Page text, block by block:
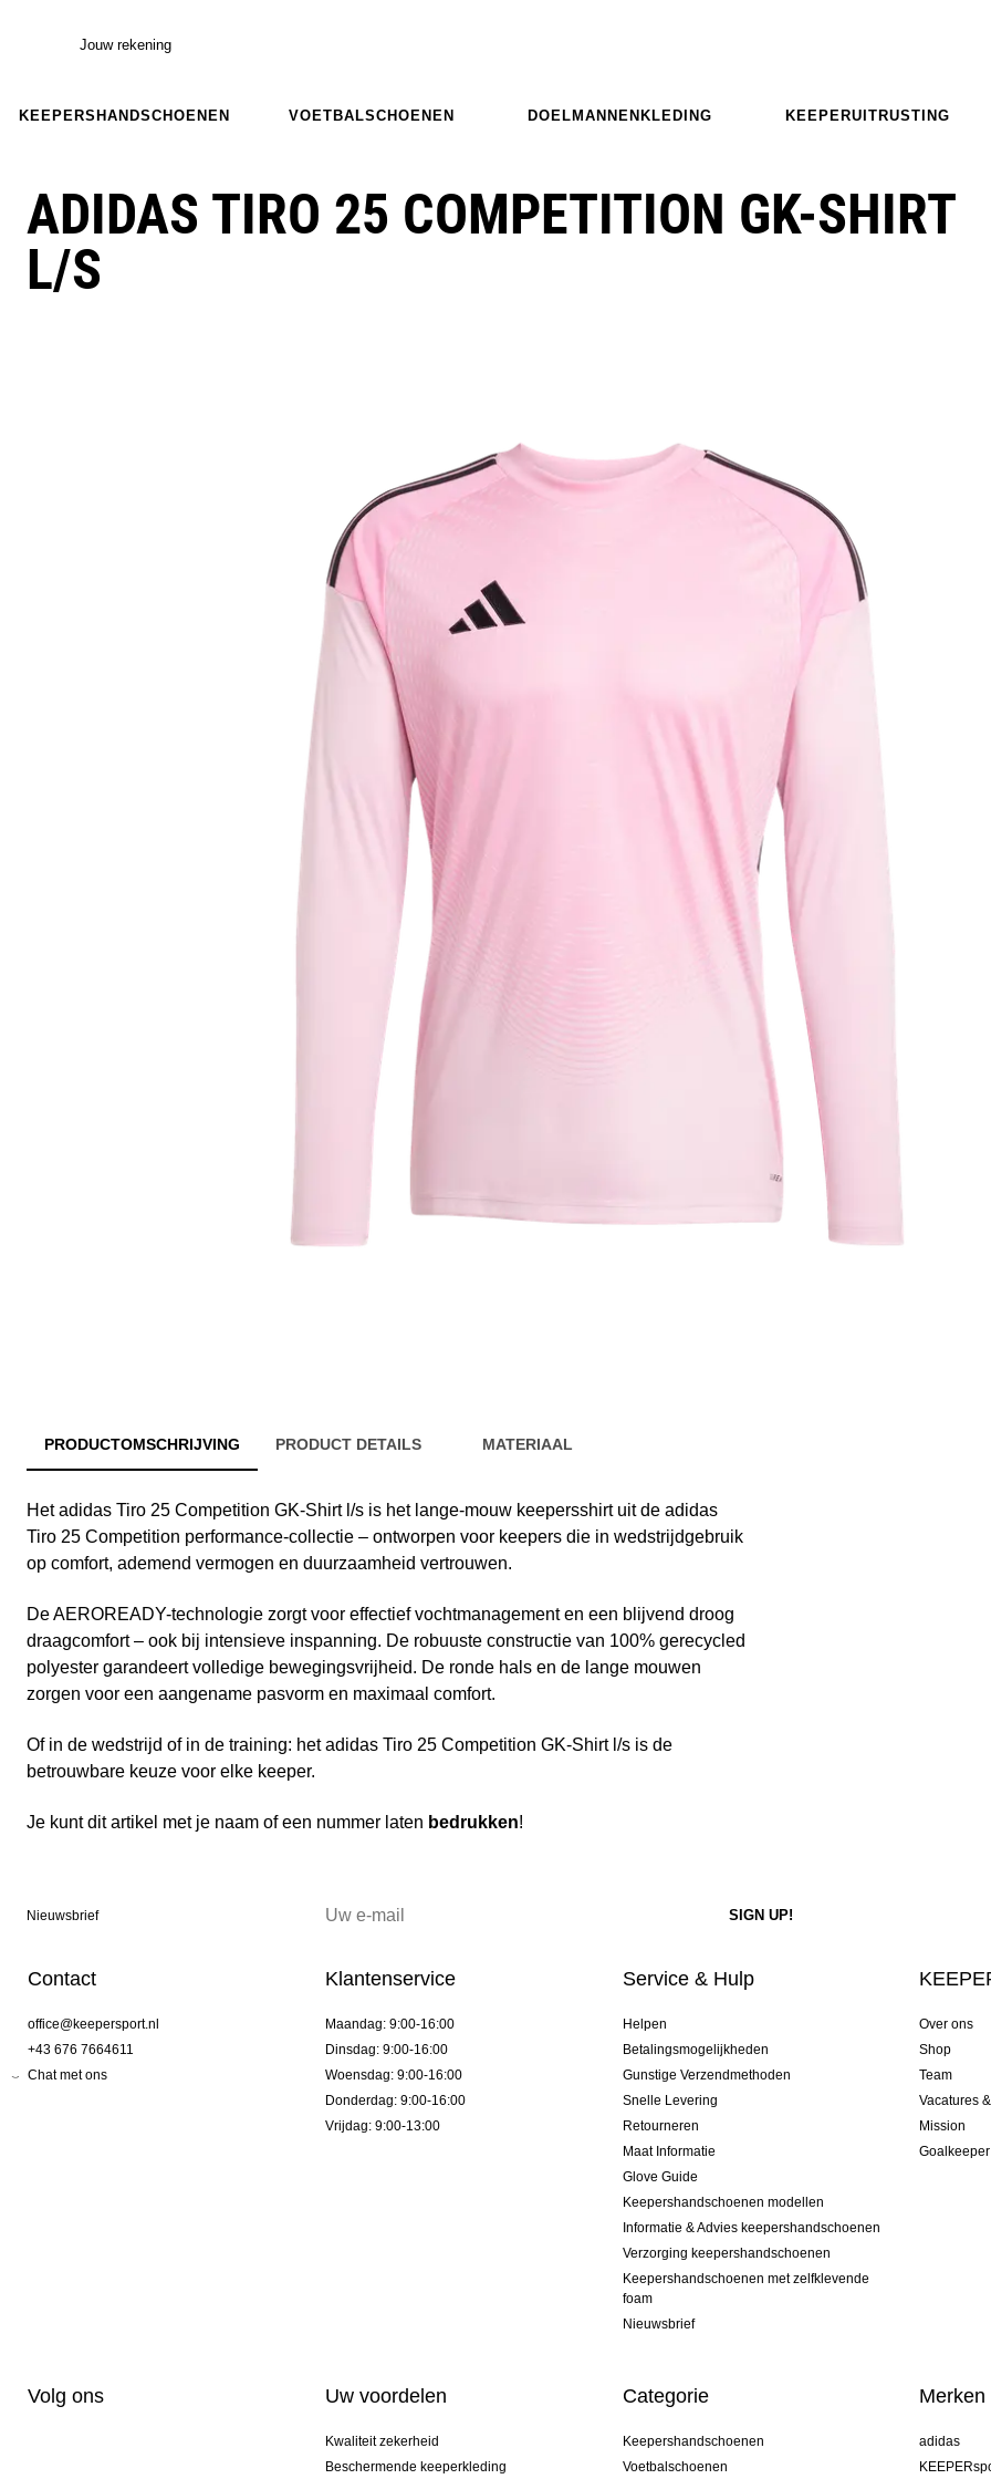
Jouw rekening
KEEPERSHANDSCHOENEN VOETBALSCHOENEN DOELMANNENKLEDING KEEPERUITRUSTING
ADIDAS TIRO 25 COMPETITION GK-SHIRT
L/S
PRODUCTOMSCHRIJVING PRODUCT DETAILS MATERIAAL
Het adidas Tiro 25 Competition GK-Shirt l/s is het lange-mouw keepersshirt uit de adidas
Tiro 25 Competition performance-collectie – ontworpen voor keepers die in wedstrijdgebruik
op comfort, ademend vermogen en duurzaamheid vertrouwen.
De AEROREADY-technologie zorgt voor effectief vochtmanagement en een blijvend droog
draagcomfort – ook bij intensieve inspanning. De robuuste constructie van 100% gerecycled
polyester garandeert volledige bewegingsvrijheid. De ronde hals en de lange mouwen
zorgen voor een aangename pasvorm en maximaal comfort.
Of in de wedstrijd of in de training: het adidas Tiro 25 Competition GK-Shirt l/s is de
betrouwbare keuze voor elke keeper.
Je kunt dit artikel met je naam of een nummer laten bedrukken!
Nieuwsbrief
Contact
office@keepersport.nl
+43 676 7664611
Chat met ons
Klantenservice
Maandag: 9:00-16:00
Dinsdag: 9:00-16:00
Woensdag: 9:00-16:00
Donderdag: 9:00-16:00
Vrijdag: 9:00-13:00
Service & Hulp
Helpen
Betalingsmogelijkheden
Gunstige Verzendmethoden
Snelle Levering
Retourneren
Maat Informatie
Glove Guide
Keepershandschoenen modellen
Informatie & Advies keepershandschoenen
Verzorging keepershandschoenen
Keepershandschoenen met zelfklevende
foam
Nieuwsbrief
Over ons
Shop
Team
Vacatures
Mission
Volg ons Uw voordelen
Kwaliteit zekerheid
Beschermende keeperkleding
Categorie
Keepershandschoenen
Voetbalschoenen
Merken
adidas